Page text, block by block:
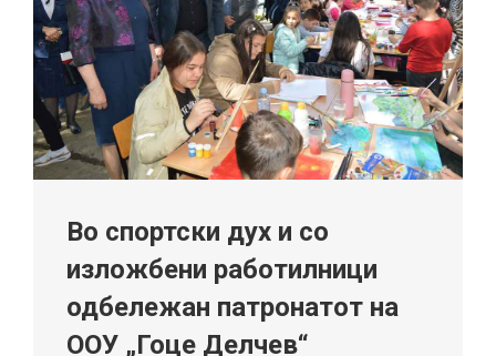
Во спортски дух и со
изложбени работилници
одбележан патронатот на
ООУ „Гоце Делчев“